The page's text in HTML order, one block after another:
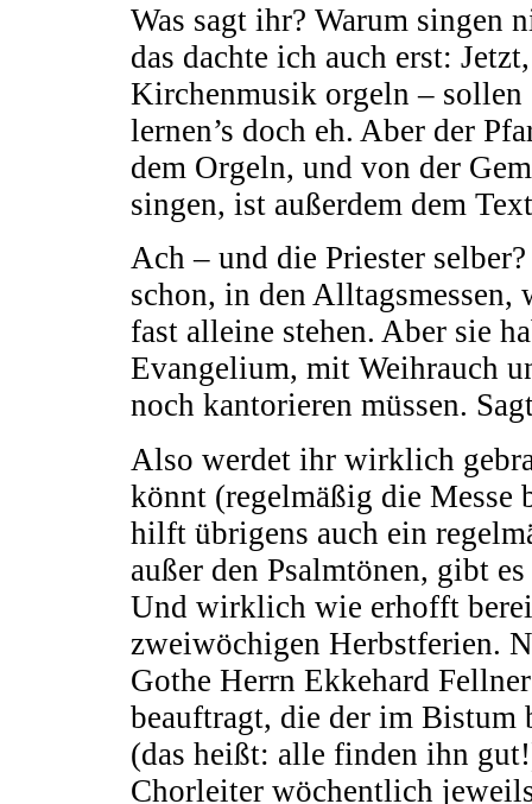
Was sagt ihr? Warum singen
das dachte ich auch erst:
Kirchenmusik orgeln – sollen
lernen’s doch eh. Aber der
dem Orgeln, und von der
singen, ist außerdem dem
Ach – und die Priester
schon, in den
fast alleine stehen. Aber sie
Evangelium, mit Weihrauch
noch kantorieren müssen.
Also werdet ihr wirklich
könnt (regelmäßig die Messe
hilft übrigens auch ein
außer den Psalmtönen, gibt
Und wirklich wie erhofft
zweiwöchigen Herbstferien.
Gothe Herrn Ekkehard
beauftragt, die der im Bistum
(das heißt: alle finden ihn
Chorleiter wöchentlich